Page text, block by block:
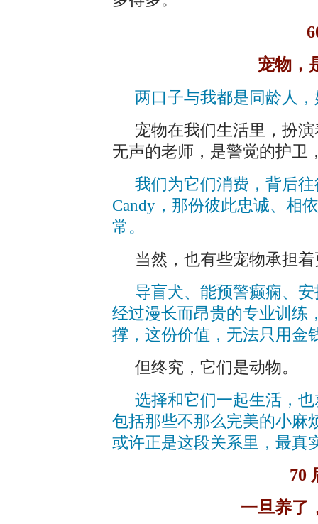
宠物，
两口子与我都是同龄人
宠物在我们生活里，扮
无声的老师，是警觉的护卫
我们为它们消费，背后
Candy，那份彼此忠诚、相
常。
当然，也有些宠物承担
导盲犬、能预警癫痫、
经过漫长而昂贵的专业训练
撑，这份价值，无法只用金
但终究，它们是动物。
选择和它们一起生活，
包括那些不那么完美的小麻
或许正是这段关系里，最真
70
一旦养了